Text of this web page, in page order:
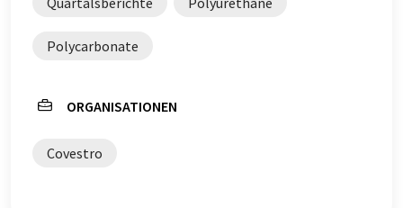
Polycarbonate
ORGANISATIONEN
Covestro